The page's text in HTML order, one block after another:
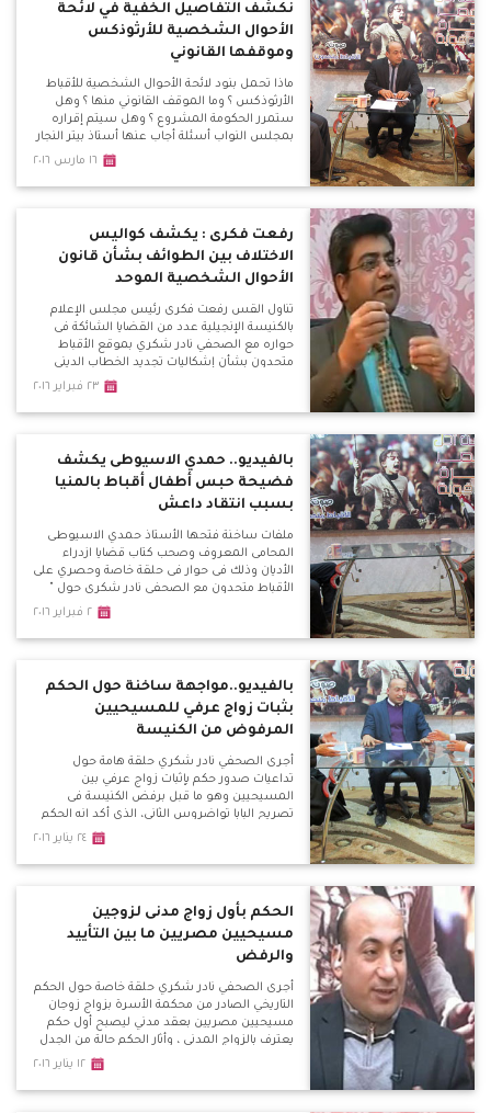
نكشف التفاصيل الخفية في لائحة
الأحوال الشخصية للأرثوذكس
وموقفها القانوني
ماذا تحمل بنود لائحة الأحوال الشخصية للأقباط
الأرثوذكس ؟ وما الموقف القانوني منها ؟ وهل
ستمرر الحكومة المشروع ؟ وهل سيتم إقراره
بمجلس النواب أسئلة أجاب عنها أستاذ بيتر النجار
المحامى المتخصص في الأحوال الشخصية
الشخصية
١٦ مارس ٢٠١٦
رفعت فكرى : يكشف كواليس
الاختلاف بين الطوائف بشأن قانون
الأحوال الشخصية الموحد
تناول القس رفعت فكرى رئيس مجلس الإعلام
بالكنيسة الإنجيلية عدد من القضايا الشائكة فى
حواره مع الصحفي نادر شكري بموقع الأقباط
متحدون بشأن إشكاليات تجديد الخطاب الديني
والأزمة بين الطوائف المسيحية وحقيقة مجلس
٢٣ فبراير ٢٠١٦
بالفيديو.. حمدي الاسيوطى يكشف
فضيحة حبس أطفال أقباط بالمنيا
بسبب انتقاد داعش
ملفات ساخنة فتحها الأستاذ حمدي الاسيوطى
المحامى المعروف وصحب كتاب قضايا ازدراء
الأديان وذلك فى حوار فى حلقة خاصة وحصري على
الأقباط متحدون مع الصحفي نادر شكري حول "
ازدراء الأديان مقصلة الأبرياء " وكشف الاسيوطى
من المتشددين فى ظل غياب محاكمة عادلة وآمنة
٢ فبراير ٢٠١٦
بالفيديو..مواجهة ساخنة حول الحكم
بثبات زواج عرفي للمسيحيين
المرفوض من الكنيسة
أجرى الصحفي نادر شكري حلقة هامة حول
تداعيات صدور حكم بإثبات زواج عرفي بين
المسيحيين وهو ما قبل برفض الكنيسة فى
تصريح البابا تواضروس الثاني، الذي أكد انه الحكم
مخالف للقانون وتوجه مجموعه من المحامين
لأنه خالف المادة الثالثة التي تعطى للمسيحيين
٢٤ يناير ٢٠١٦
الحكم بأول زواج مدنى لزوجين
مسيحيين مصريين ما بين التأييد
والرفض
أجرى الصحفي نادر شكري حلقة خاصة حول الحكم
التاريخي الصادر من محكمة الأسرة بزواج زوجان
مسيحيين مصريين بعقد مدني ليصبح أول حكم
يعترف بالزواج المدني ، وأثار الحكم حالة من الجدل
ما بين الرفض والتأييد والتشكيك والتحفظ وفتح
الشخصية مع الكنيسة
١٢ يناير ٢٠١٦